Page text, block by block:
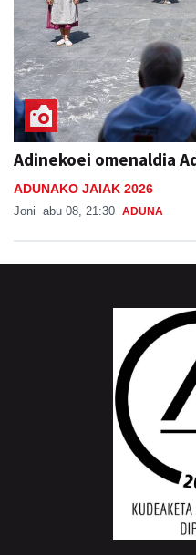
Adinekoei omenaldia
ADUNAKO JAIAK 2026
Joni abu 08, 21:30 ADUNA